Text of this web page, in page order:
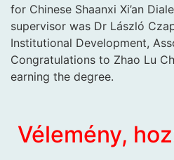
for Chinese Shaanxi Xi’an
supervisor was Dr László
Institutional Development,
Congratulations to Zhao Lu
earning the degree.
Vélemény,